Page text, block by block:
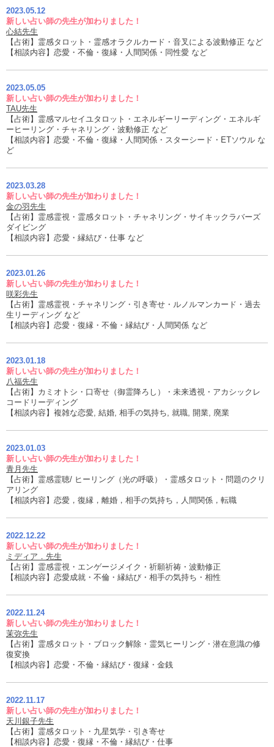
2023.05.12
新しい占い師の先生が加わりました！
心結先生
【占術】霊感タロット・霊感オラクルカード・音叉による波動修正 など
【相談内容】恋愛・不倫・復縁・人間関係・同性愛 など
2023.05.05
新しい占い師の先生が加わりました！
TAU先生
【占術】霊感マルセイユタロット・エネルギーリーディング・エネルギ
ーヒーリング・チャネリング・波動修正 など
【相談内容】恋愛・不倫・復縁・人間関係・スターシード・ETソウル な
ど
2023.03.28
新しい占い師の先生が加わりました！
金の羽先生
【占術】霊感霊視・霊感タロット・チャネリング・サイキックラバーズ
ダイビング
【相談内容】恋愛・縁結び・仕事 など
2023.01.26
新しい占い師の先生が加わりました！
咲彩先生
【占術】霊感霊視・チャネリング・引き寄せ・ルノルマンカード・過去
生リーディング など
【相談内容】恋愛・復縁・不倫・縁結び・人間関係 など
2023.01.18
新しい占い師の先生が加わりました！
八福先生
【占術】カミオトシ・口寄せ（御霊降ろし）・未来透視・アカシックレ
コードリーディング
【相談内容】複雑な恋愛, 結婚, 相手の気持ち, 就職, 開業, 廃業
2023.01.03
新しい占い師の先生が加わりました！
青月先生
【占術】霊感霊聴/ ヒーリング（光の呼吸）・霊感タロット・問題のクリ
アリング
【相談内容】恋愛，復縁，離婚，相手の気持ち，人間関係，転職
2022.12.22
新しい占い師の先生が加わりました！
ミディア．先生
【占術】霊感霊視・エンゲージメイク・祈願祈祷・波動修正
【相談内容】恋愛成就・不倫・縁結び・相手の気持ち・相性
2022.11.24
新しい占い師の先生が加わりました！
茉弥先生
【占術】霊感タロット・ブロック解除・霊気ヒーリング・潜在意識の修
復変換
【相談内容】恋愛・不倫・縁結び・復縁・金銭
2022.11.17
新しい占い師の先生が加わりました！
天川銀子先生
【占術】霊感タロット・九星気学・引き寄せ
【相談内容】恋愛・復縁・不倫・縁結び・仕事